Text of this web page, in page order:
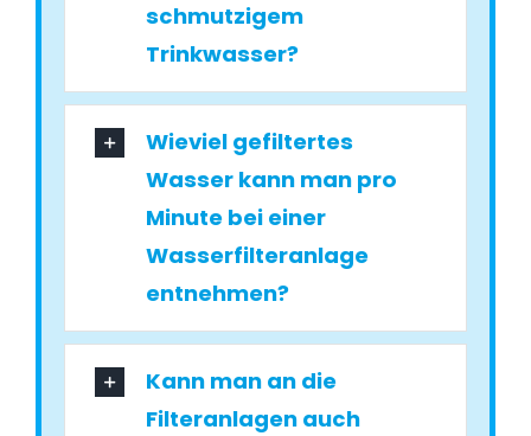
schmutzigem
Trinkwasser?
Wieviel gefiltertes
Wasser kann man pro
Minute bei einer
Wasserfilteranlage
entnehmen?
Kann man an die
Filteranlagen auch